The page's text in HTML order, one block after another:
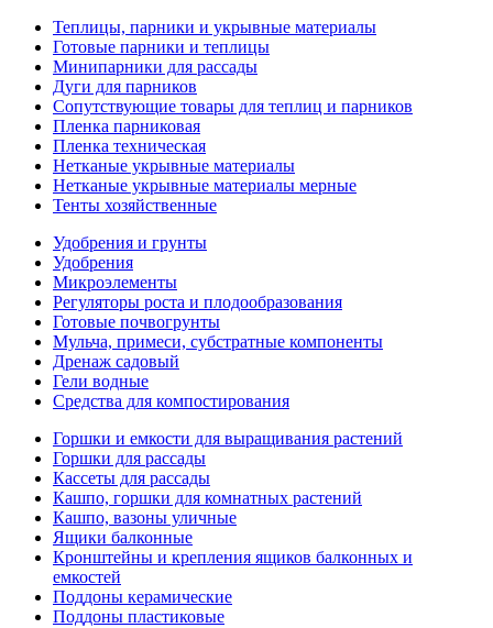
Теплицы, парники и укрывные материалы
Готовые парники и теплицы
Минипарники для рассады
Дуги для парников
Сопутствующие товары для теплиц и парников
Пленка парниковая
Пленка техническая
Нетканые укрывные материалы
Нетканые укрывные материалы мерные
Тенты хозяйственные
Удобрения и грунты
Удобрения
Микроэлементы
Регуляторы роста и плодообразования
Готовые почвогрунты
Мульча, примеси, субстратные компоненты
Дренаж садовый
Гели водные
Средства для компостирования
Горшки и емкости для выращивания растений
Горшки для рассады
Кассеты для рассады
Кашпо, горшки для комнатных растений
Кашпо, вазоны уличные
Ящики балконные
Кронштейны и крепления ящиков балконных и
емкостей
Поддоны керамические
Поддоны пластиковые